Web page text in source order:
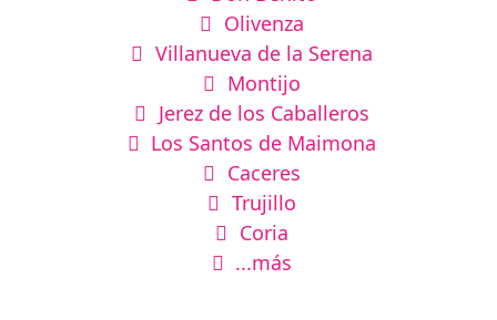
Olivenza
Villanueva de la Serena
Montijo
Jerez de los Caballeros
Los Santos de Maimona
Caceres
Trujillo
Coria
...más